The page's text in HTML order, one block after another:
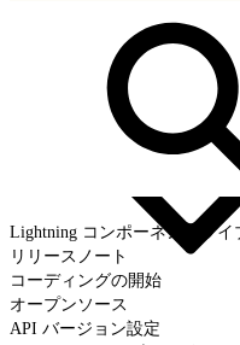
Lightning コンポーネントライ
リリースノート
コーディングの開始
オープンソース
API バージョン設定